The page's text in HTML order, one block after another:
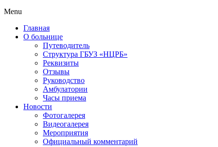
Menu
Главная
О больнице
Путеводитель
Структура ГБУЗ «НЦРБ»
Реквизиты
Отзывы
Руководство
Амбулатории
Часы приема
Новости
Фотогалерея
Видеогалерея
Мероприятия
Официальный комментарий